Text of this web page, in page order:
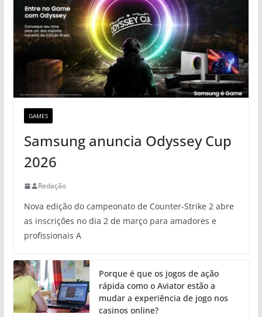
GAMES
Samsung anuncia Odyssey Cup
2026
Redação
Nova edição do campeonato de Counter-Strike 2 abre
as inscrições no dia 2 de março para amadores e
profissionais A
Porque é que os jogos de ação
rápida como o Aviator estão a
mudar a experiência de jogo nos
casinos online?